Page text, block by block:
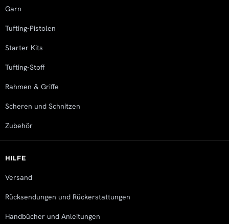
Garn
Tufting-Pistolen
Starter Kits
Tufting-Stoff
Rahmen & Griffe
Scheren und Schnitzen
Zubehör
HILFE
Versand
Rücksendungen und Rückerstattungen
Handbücher und Anleitungen